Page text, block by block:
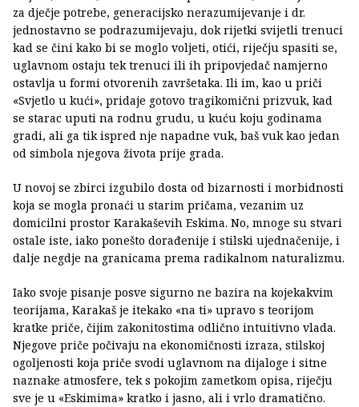
za dječje potrebe, generacijsko nerazumijevanje i dr.
jednostavno se podrazumijevaju, dok rijetki svijetli trenuci
kad se čini kako bi se moglo voljeti, otići, riječju spasiti se,
uglavnom ostaju tek trenuci ili ih pripovjedač namjerno
ostavlja u formi otvorenih završetaka. Ili im, kao u priči
«Svjetlo u kući», pridaje gotovo tragikomični prizvuk, kad
se starac uputi na rodnu grudu, u kuću koju godinama
gradi, ali ga tik ispred nje napadne vuk, baš vuk kao jedan
od simbola njegova života prije grada.
U novoj se zbirci izgubilo dosta od bizarnosti i morbidnosti
koja se mogla pronaći u starim pričama, vezanim uz
domicilni prostor Karakaševih Eskima. No, mnoge su stvari
ostale iste, iako ponešto dorađenije i stilski ujednačenije, i
dalje negdje na granicama prema radikalnom naturalizmu.
Iako svoje pisanje posve sigurno ne bazira na kojekakvim
teorijama, Karakaš je itekako «na ti» upravo s teorijom
kratke priče, čijim zakonitostima odlično intuitivno vlada.
Njegove priče počivaju na ekonomičnosti izraza, stilskoj
ogoljenosti koja priče svodi uglavnom na dijaloge i sitne
naznake atmosfere, tek s pokojim zametkom opisa, riječju
sve je u «Eskimima» kratko i jasno, ali i vrlo dramatično.